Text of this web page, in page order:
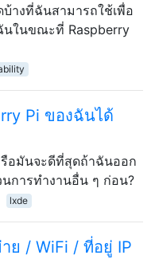
างที่ฉันสามารถใช้เพื่อ
นในขณะที่ Raspberry
Pi ของฉันได้
อมันจะดีที่สุดถ้าฉันออก
นการทำงานอื่น ๆ ก่อน?
lxde
ย / WiFi / ที่อยู่ IP